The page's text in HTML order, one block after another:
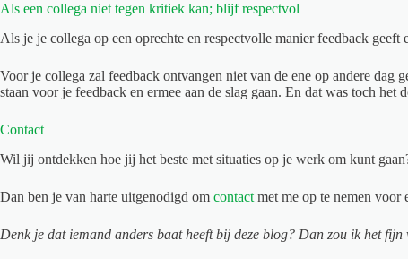
Als een collega niet tegen kritiek kan; blijf respectvol
Als je je collega op een oprechte en respectvolle manier feedback
Voor je collega zal feedback ontvangen niet van de ene op andere
staan voor je feedback en ermee aan de slag gaan. En dat was toch het
Contact
Wil jij ontdekken hoe jij het beste met situaties op je werk om kunt
Dan ben je van harte uitgenodigd om contact met me op te nemen voor
Denk je dat iemand anders baat heeft bij deze blog? Dan zou ik het